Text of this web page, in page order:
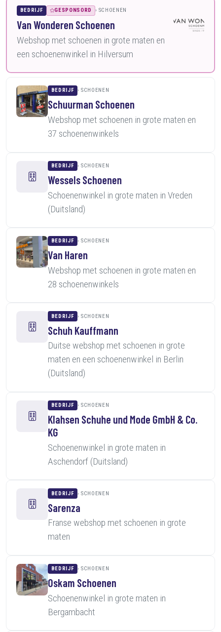
BEDRIJF GESPONSORD SCHOENEN
Van Wonderen Schoenen
Webshop met schoenen in grote maten en
een schoenenwinkel in Hilversum
BEDRIJF SCHOENEN
Schuurman Schoenen
Webshop met schoenen in grote maten en
37 schoenenwinkels
BEDRIJF SCHOENEN
Wessels Schoenen
Schoenenwinkel in grote maten in Vreden
(Duitsland)
BEDRIJF SCHOENEN
Van Haren
Webshop met schoenen in grote maten en
28 schoenenwinkels
BEDRIJF SCHOENEN
Schuh Kauffmann
Duitse webshop met schoenen in grote
maten en een schoenenwinkel in Berlin
(Duitsland)
BEDRIJF SCHOENEN
Klahsen Schuhe und Mode GmbH & Co.
KG
Schoenenwinkel in grote maten in
Aschendorf (Duitsland)
BEDRIJF SCHOENEN
Sarenza
Franse webshop met schoenen in grote
maten
BEDRIJF SCHOENEN
Oskam Schoenen
Schoenenwinkel in grote maten in
Bergambacht